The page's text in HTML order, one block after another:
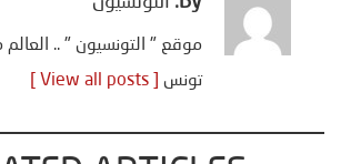
موقع " التونسيون " .. العالم
تونس